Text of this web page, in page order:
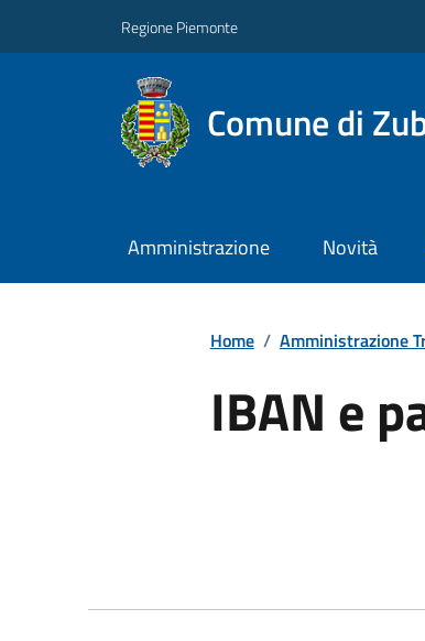
Regione Piemonte
Comune di
Amministrazione Novità
Home / Amministrazione
IBAN e